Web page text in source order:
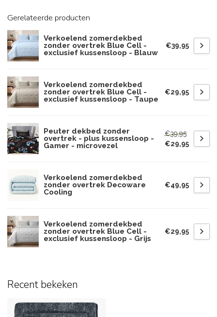
Gerelateerde producten
Verkoelend zomerdekbed
zonder overtrek Blue Cell -
exclusief kussensloop - Blauw
€39,95
Verkoelend zomerdekbed
zonder overtrek Blue Cell -
exclusief kussensloop - Taupe
€29,95
Peuter dekbed zonder
overtrek - plus kussensloop -
Gamer - microvezel
€39,95
€29,95
Verkoelend zomerdekbed
zonder overtrek Decoware
Cooling
€49,95
Verkoelend zomerdekbed
zonder overtrek Blue Cell -
exclusief kussensloop - Grijs
€29,95
Recent bekeken